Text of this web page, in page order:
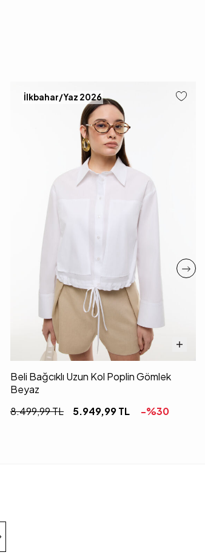
İlkbahar/Yaz 2026
Beli Bağcıklı Uzun Kol Poplin Gömlek
Beyaz
8.499,99TL 5.949,99TL -%30